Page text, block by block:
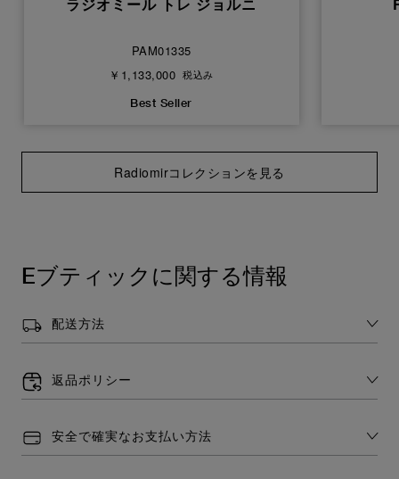
PAM01335
￥1,133,000 税込み
Best Seller
Radiomirコレクションを見る
Eブティックに関する情報
配送方法
返品ポリシー
安全で確実なお支払い方法